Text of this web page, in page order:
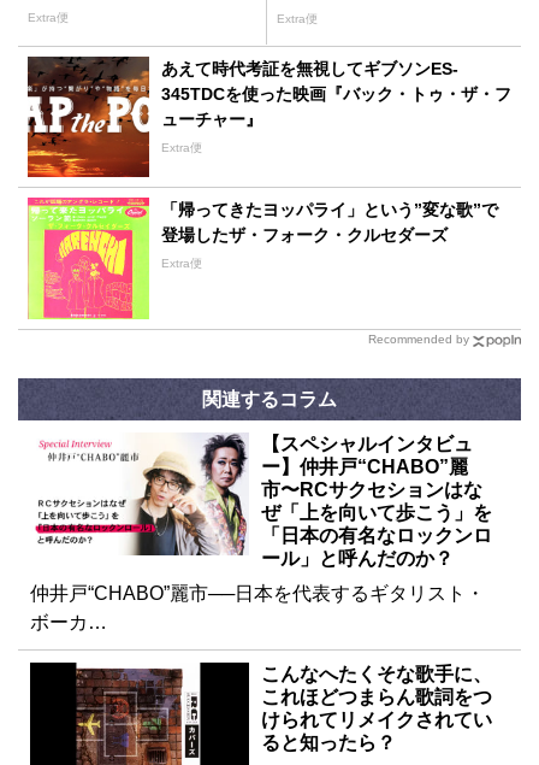
Extra便
か
Extra便
あえて時代考証を無視してギブソンES-
345TDCを使った映画『バック・トゥ・ザ・フ
ューチャー』
Extra便
「帰ってきたヨッパライ」という”変な歌”で
登場したザ・フォーク・クルセダーズ
Extra便
Recommended by
関連するコラム
【スペシャルインタビュ
ー】仲井戸“CHABO”麗
市〜RCサクセションはな
ぜ「上を向いて歩こう」を
「日本の有名なロックンロ
ール」と呼んだのか？
仲井戸“CHABO”麗市──日本を代表するギタリスト・
ボーカ…
こんなへたくそな歌手に、
これほどつまらん歌詞をつ
けられてリメイクされてい
ると知ったら？